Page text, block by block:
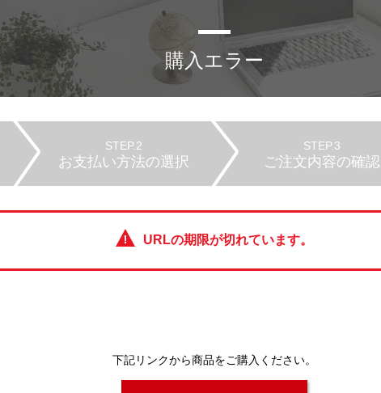
購入エラー
STEP.2
お支払い方法の選択
STEP.3
ご注文内容の確認
URLの期限が切れています。
下記リンクから商品をご購入ください。